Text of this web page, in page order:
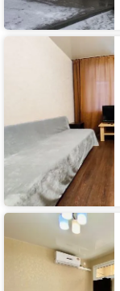
Апартаменты
Апартаменты